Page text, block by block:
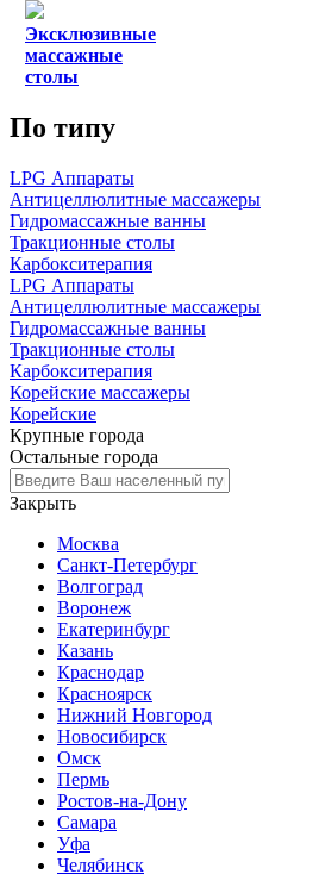
Эксклюзивные
массажные
столы
По типу
LPG Аппараты
Антицеллюлитные массажеры
Гидромассажные ванны
Тракционные столы
Карбокситерапия
LPG Аппараты
Антицеллюлитные массажеры
Гидромассажные ванны
Тракционные столы
Карбокситерапия
Корейские массажеры
Корейские
Крупные города
Остальные города
Закрыть
Москва
Санкт-Петербург
Волгоград
Воронеж
Екатеринбург
Казань
Краснодар
Красноярск
Нижний Новгород
Новосибирск
Омск
Пермь
Ростов-на-Дону
Самара
Уфа
Челябинск